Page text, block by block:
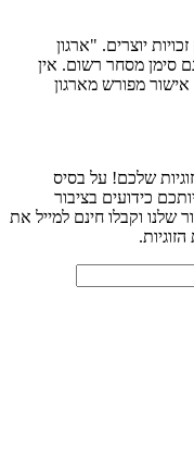
יוצרים. "ארגון
סימן מסחר רשום. אין
מפורש מארגון
שלכם! על בסיס
כידועים בציבור
שלנו וקבלו חינם למייל את